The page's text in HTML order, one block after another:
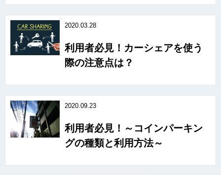
2020.03.28
利用者必見！カーシェアを使う
際の注意点は？
2020.09.23
利用者必見！～コインパーキン
グの種類と利用方法～